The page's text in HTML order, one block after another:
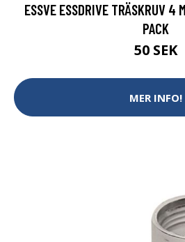
ESSVE ESSDRIVE TRÄSKRUV
PACK
50 SEK
MER INFO!